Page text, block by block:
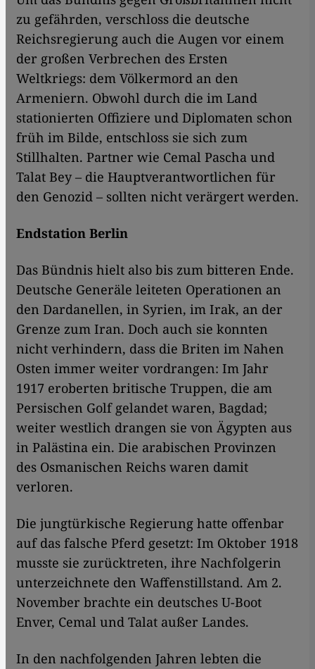
zu gefährden, verschloss die deutsche
Reichsregierung auch die Augen vor einem
der großen Verbrechen des Ersten
Weltkriegs: dem Völkermord an den
Armeniern. Obwohl durch die im Land
stationierten Offiziere und Diplomaten schon
früh im Bilde, entschloss sie sich zum
Stillhalten. Partner wie Cemal Pascha und
Talat Bey – die Hauptverantwortlichen für
den Genozid – sollten nicht verärgert werden.
Endstation Berlin
Das Bündnis hielt also bis zum bitteren Ende.
Deutsche Generäle leiteten Operationen an
den Dardanellen, in Syrien, im Irak, an der
Grenze zum Iran. Doch auch sie konnten
nicht verhindern, dass die Briten im Nahen
Osten immer weiter vordrangen: Im Jahr
1917 eroberten britische Truppen, die am
Persischen Golf gelandet waren, Bagdad;
weiter westlich drangen sie von Ägypten aus
in Palästina ein. Die arabischen Provinzen
des Osmanischen Reichs waren damit
verloren.
Die jungtürkische Regierung hatte offenbar
auf das falsche Pferd gesetzt: Im Oktober 1918
musste sie zurücktreten, ihre Nachfolgerin
unterzeichnete den Waffenstillstand. Am 2.
November brachte ein deutsches U-Boot
Enver, Cemal und Talat außer Landes.
In den nachfolgenden Jahren lebten die